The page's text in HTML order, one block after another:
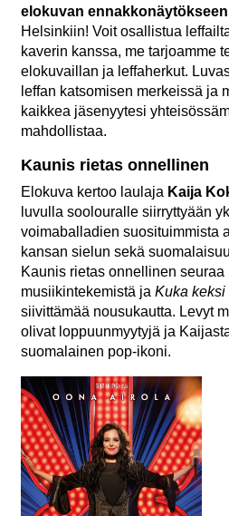
elokuvan ennakkonäytökseen
Helsinkiin! Voit osallistua
kaverin kanssa, me tarjoamme
elokuvaillan ja leffaherkut.
leffan katsomisen merkeissä ja
kaikkea jäsenyytesi
mahdollistaa.
Kaunis rietas onnellinen
Elokuva kertoo laulaja Kaija
luvulla soolouralle siirryttyään
voimaballadien suosituimmista
kansan sielun sekä
Kaunis rietas onnellinen
musiikintekemistä ja Kuka keksi
siivittämää nousukautta. Levyt
olivat loppuunmyytyjä ja
suomalainen pop-ikoni.